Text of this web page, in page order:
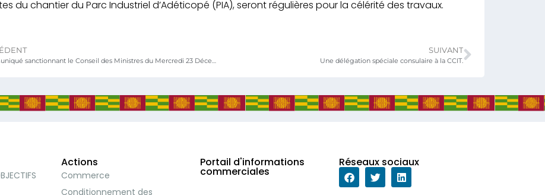
du chantier du Parc Industriel d’Adéticopé (PIA), seront régulières pour la célérité des travaux.
Communiqué sanctionnant le Conseil des Ministres du Mercredi 23 Décembre 2020
SUIVANT
Une délégation spéciale consulaire à la CCIT.
Actions
Commerce
Conditionnement des
Portail d'informations
commerciales
Réseaux sociaux